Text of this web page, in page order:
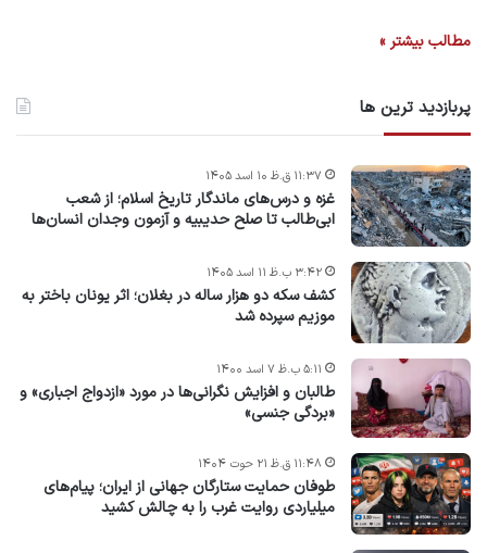
مطالب بیشتر »
پربازدید ترین ها
غزه و درس‌های ماندگار تاریخ اسلام؛ از شعب
ابی‌طالب تا صلح حدیبیه و آزمون وجدان انسان‌ها
۱۱:۳۷ ق.ظ ۱۰ اسد ۱۴۰۵
کشف سکه دو هزار ساله در بغلان؛ اثر یونان باختر به
موزیم سپرده شد
۳:۴۲ ب.ظ ۱۱ اسد ۱۴۰۵
طالبان و افزایش نگرانی‌ها در مورد «ازدواج اجباری» و
«بردگی جنسی»
۵:۱۱ ب.ظ ۷ اسد ۱۴۰۰
طوفان حمایت ستارگان جهانی از ایران؛ پیام‌های
میلیاردی روایت غرب را به چالش کشید
۱۱:۴۸ ق.ظ ۲۱ حوت ۱۴۰۴